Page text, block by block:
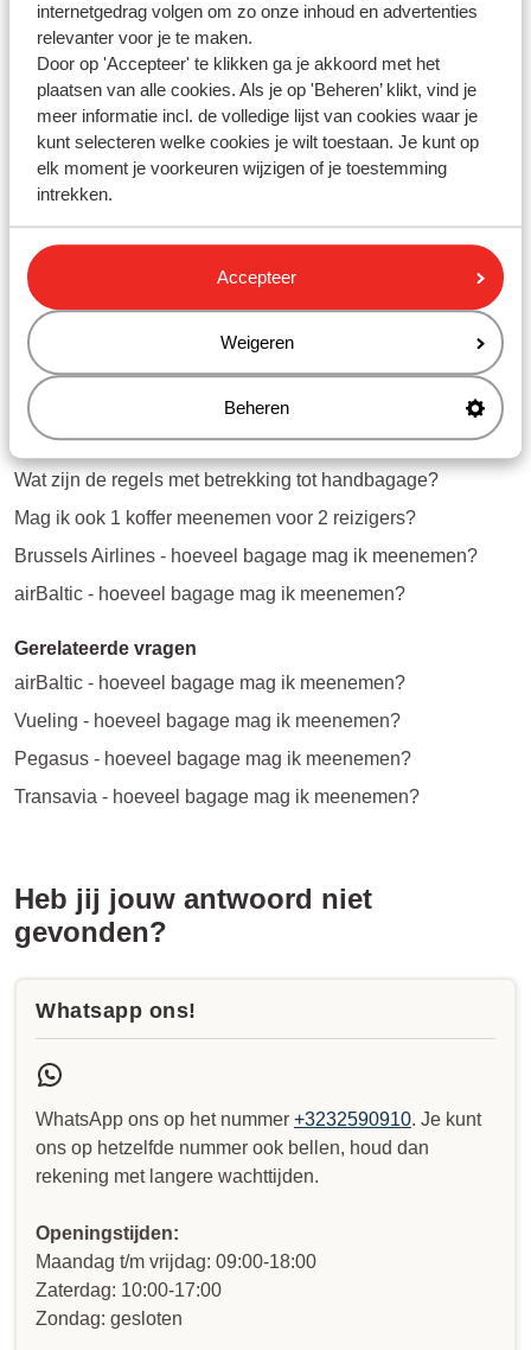
internetgedrag volgen om zo onze inhoud en advertenties
relevanter voor je te maken.
Door op 'Accepteer' te klikken ga je akkoord met het
plaatsen van alle cookies. Als je op 'Beheren’ klikt, vind je
meer informatie incl. de volledige lijst van cookies waar je
kunt selecteren welke cookies je wilt toestaan. Je kunt op
elk moment je voorkeuren wijzigen of je toestemming
intrekken.
Accepteer
Weigeren
Beheren
Geen handbagage inbegrepen
20kg ruimbagage inbegrepen
Twee gratis artikelen meenemen waaronder: een
reisbedje, kinderwagen, buggy, autostoeltje,
babydraagzak
Baby's hebben standaard geen eigen stoel en vliegen
mee op de schoot van één van de ouders
Kinderen (vanaf 2 jaar)
Volgen de standaard bagageregels zoals bovenaan
Vragen over hetzelfde onderwerp
Wat zijn de regels met betrekking tot handbagage?
Mag ik ook 1 koffer meenemen voor 2 reizigers?
Brussels Airlines - hoeveel bagage mag ik meenemen?
airBaltic - hoeveel bagage mag ik meenemen?
Gerelateerde vragen
airBaltic - hoeveel bagage mag ik meenemen?
Vueling - hoeveel bagage mag ik meenemen?
Pegasus - hoeveel bagage mag ik meenemen?
Transavia - hoeveel bagage mag ik meenemen?
Heb jij jouw antwoord niet
gevonden?
Whatsapp ons!
WhatsApp ons op het nummer +3232590910. Je kunt
ons op hetzelfde nummer ook bellen, houd dan
rekening met langere wachttijden.
Openingstijden:
Maandag t/m vrijdag: 09:00-18:00
Zaterdag: 10:00-17:00
Zondag: gesloten